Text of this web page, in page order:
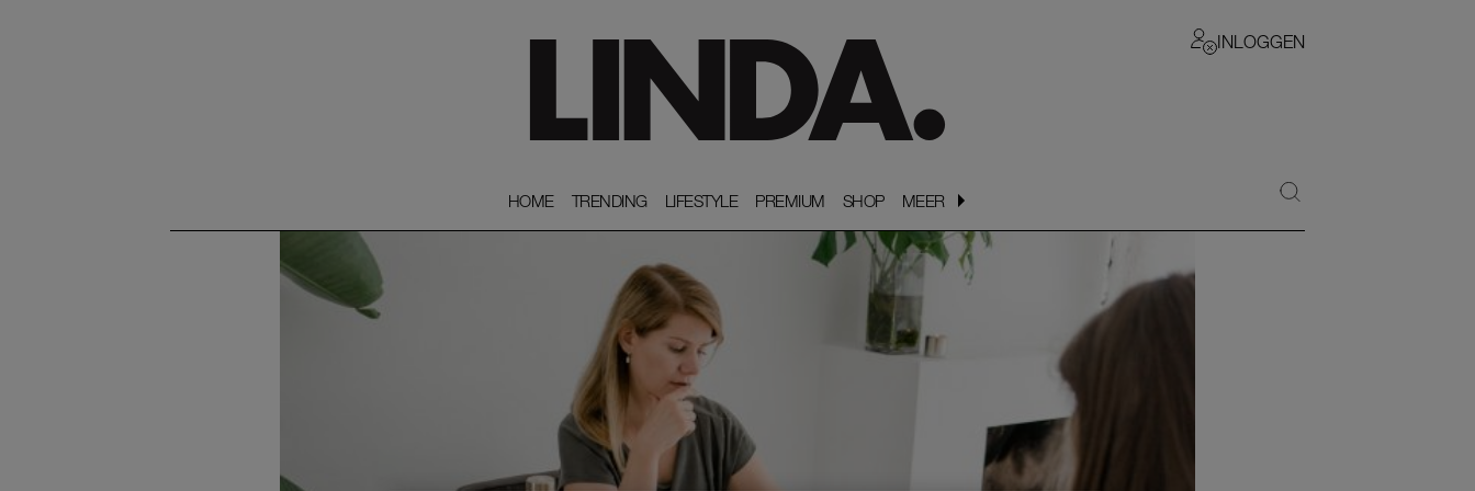
INLOGGEN
HOME
HOME TRENDING
TRENDING LIFESTYLE
LIFESTYLE PREMIUM
PREMIUM SHOP
SHOP MEER
MEER